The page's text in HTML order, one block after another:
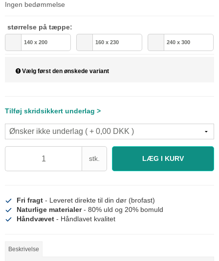
Ingen bedømmelse
størrelse på tæppe:
140 x 200 160 x 230 240 x 300
Vælg først den ønskede variant
Tilføj skridsikkert underlag >
stk. LÆG I KURV
Fri fragt - Leveret direkte til din dør (brofast)
Naturlige materialer- 80% uld og 20% bomuld
Håndvævet - Håndlavet kvalitet
Beskrivelse